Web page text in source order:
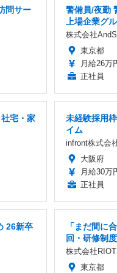
問サー
警備員/夜勤
上場企業グ
株式会社
東京都
月給26万
正社員
宅・家
未経験採用
イム
infront株式会
大阪府
月給30万
正社員
26新卒
「まだ間に
回・研修制
株式会社
東京都